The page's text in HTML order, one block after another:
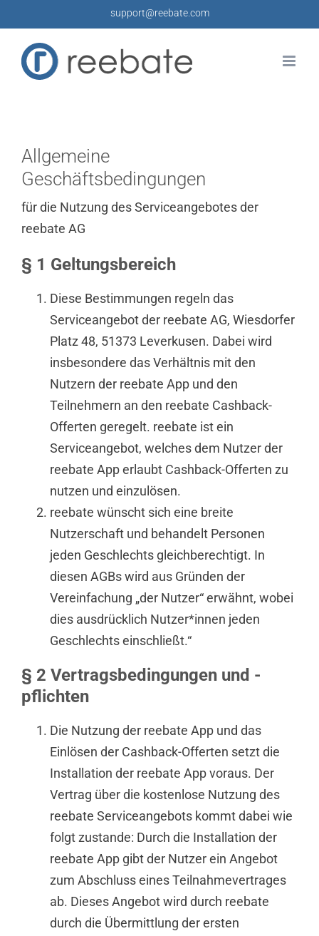
Inhalt
springen
support@reebate.com
Allgemeine
Geschäftsbedingungen
für die Nutzung des Serviceangebotes der
reebate AG
§ 1 Geltungsbereich
Diese Bestimmungen regeln das
Serviceangebot der reebate AG, Wiesdorfer
Platz 48, 51373 Leverkusen. Dabei wird
insbesondere das Verhältnis mit den
Nutzern der reebate App und den
Teilnehmern an den reebate Cashback-
Offerten geregelt. reebate ist ein
Serviceangebot, welches dem Nutzer der
reebate App erlaubt Cashback-Offerten zu
nutzen und einzulösen.
reebate wünscht sich eine breite
Nutzerschaft und behandelt Personen
jeden Geschlechts gleichberechtigt. In
diesen AGBs wird aus Gründen der
Vereinfachung „der Nutzer“ erwähnt, wobei
dies ausdrücklich Nutzer*innen jeden
Geschlechts einschließt.“
§ 2 Vertragsbedingungen und -
pflichten
Die Nutzung der reebate App und das
Einlösen der Cashback-Offerten setzt die
Installation der reebate App voraus. Der
Vertrag über die kostenlose Nutzung des
reebate Serviceangebots kommt dabei wie
folgt zustande: Durch die Installation der
reebate App gibt der Nutzer ein Angebot
zum Abschluss eines Teilnahmevertrages
ab. Dieses Angebot wird durch reebate
durch die Übermittlung der ersten